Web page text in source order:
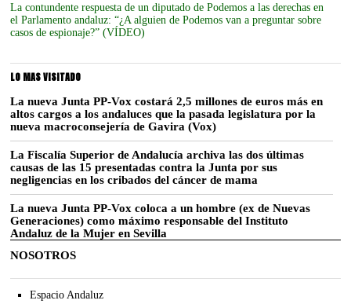
La contundente respuesta de un diputado de Podemos a las derechas en
el Parlamento andaluz: “¿A alguien de Podemos van a preguntar sobre
casos de espionaje?” (VÍDEO)
LO MAS VISITADO
La nueva Junta PP-Vox costará 2,5 millones de euros más en
altos cargos a los andaluces que la pasada legislatura por la
nueva macroconsejería de Gavira (Vox)
La Fiscalía Superior de Andalucía archiva las dos últimas
causas de las 15 presentadas contra la Junta por sus
negligencias en los cribados del cáncer de mama
La nueva Junta PP-Vox coloca a un hombre (ex de Nuevas
Generaciones) como máximo responsable del Instituto
Andaluz de la Mujer en Sevilla
NOSOTROS
Espacio Andaluz